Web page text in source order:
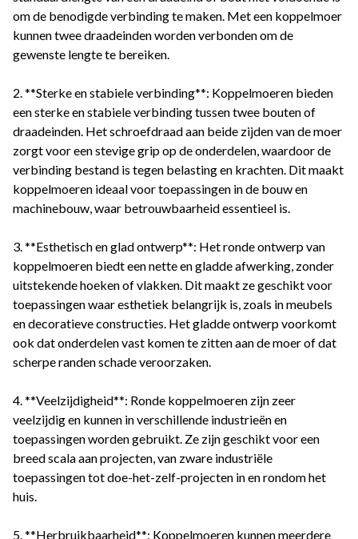
om de benodigde verbinding te maken. Met een koppelmoer
kunnen twee draadeinden worden verbonden om de
gewenste lengte te bereiken.
2. **Sterke en stabiele verbinding**: Koppelmoeren bieden
een sterke en stabiele verbinding tussen twee bouten of
draadeinden. Het schroefdraad aan beide zijden van de moer
zorgt voor een stevige grip op de onderdelen, waardoor de
verbinding bestand is tegen belasting en krachten. Dit maakt
koppelmoeren ideaal voor toepassingen in de bouw en
machinebouw, waar betrouwbaarheid essentieel is.
3. **Esthetisch en glad ontwerp**: Het ronde ontwerp van
koppelmoeren biedt een nette en gladde afwerking, zonder
uitstekende hoeken of vlakken. Dit maakt ze geschikt voor
toepassingen waar esthetiek belangrijk is, zoals in meubels
en decoratieve constructies. Het gladde ontwerp voorkomt
ook dat onderdelen vast komen te zitten aan de moer of dat
scherpe randen schade veroorzaken.
4. **Veelzijdigheid**: Ronde koppelmoeren zijn zeer
veelzijdig en kunnen in verschillende industrieën en
toepassingen worden gebruikt. Ze zijn geschikt voor een
breed scala aan projecten, van zware industriële
toepassingen tot doe-het-zelf-projecten in en rondom het
huis.
5. **Herbruikbaarheid**: Koppelmoeren kunnen meerdere